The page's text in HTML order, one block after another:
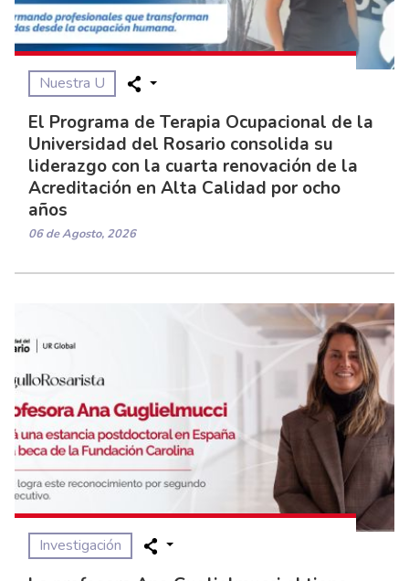
Nuestra U
El Programa de Terapia Ocupacional de la
Universidad del Rosario consolida su
liderazgo con la cuarta renovación de la
Acreditación en Alta Calidad por ocho
años
06 de Agosto, 2026
Investigación